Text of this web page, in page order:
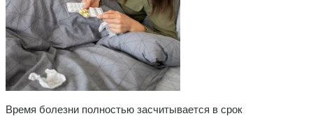
Время болезни полностью засчитывается в срок